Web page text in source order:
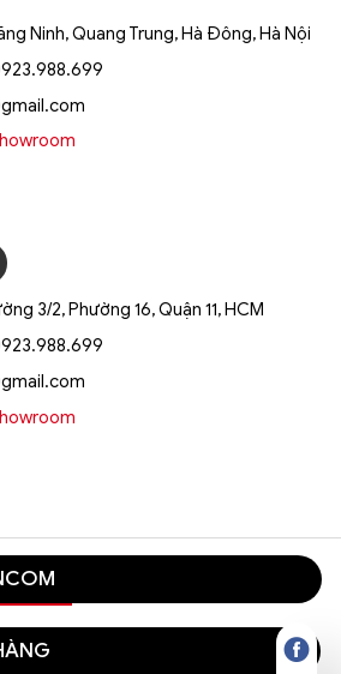
Ninh, Quang Trung, Hà Đông, Hà Nội
3/2, Phường 16, Quận 11, HCM